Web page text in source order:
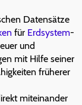
Datensätze
für Erdsystem-
und
mit Hilfe seiner
früherer
miteinander